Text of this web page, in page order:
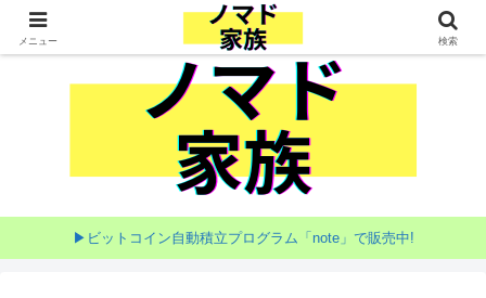
家族で目指す海外移住
▶ビットコイン自動積立プログラム「note」で販売中!
メニュー 検索